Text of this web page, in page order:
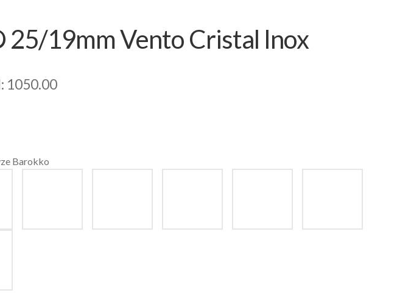
25/19mm Vento Cristal Inox
1050.00
Barokko